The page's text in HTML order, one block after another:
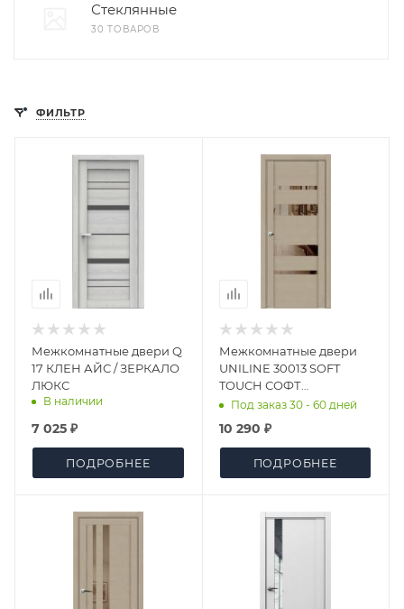
Стеклянные
30 ТОВАРОВ
ФИЛЬТР
Межкомнатные двери Q
17 КЛЕН АЙС / ЗЕРКАЛО
ЛЮКС
В наличии
7 025 ₽
ПОДРОБНЕЕ
Межкомнатные двери
UNILINE 30013 SOFT
TOUCH СОФТ
КРЕМОВЫЙ ЗЕРКАЛО
Под заказ 30 - 60 дней
10 290 ₽
ПОДРОБНЕЕ